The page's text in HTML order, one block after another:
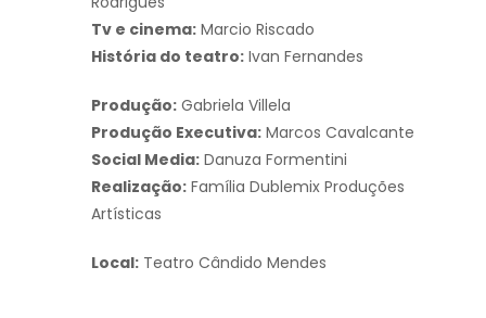
Tv e cinema: Marcio Riscado
História do teatro: Ivan Fernandes
Produção: Gabriela Villela
Produção Executiva: Marcos Cavalcante
Social Media: Danuza Formentini
Realização: Família Dublemix Produções
Artísticas
Local: Teatro Cândido Mendes